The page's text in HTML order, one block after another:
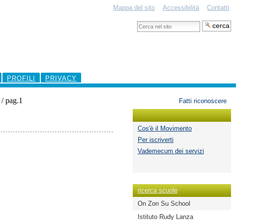
Mappa del sito Accessibilità Contatti
Cerca
nel
PROFILI PRIVACY
Fatti riconoscere
/pag.1
Cos'è il Movimento
Per iscriverti
Vademecum dei servizi
ricerca scuole
On Zon Su School
Istituto Rudy Lanza